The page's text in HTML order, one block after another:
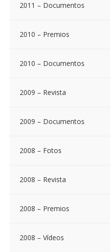
2011 – Documentos
2010 – Premios
2010 – Documentos
2009 – Revista
2009 – Documentos
2008 – Fotos
2008 – Revista
2008 – Premios
2008 – Vídeos